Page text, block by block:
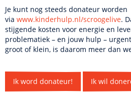
Je kunt nog steeds donateur worden
via www.kinderhulp.nl/scroogelive.
stijgende kosten voor energie en
problematiek – en jouw hulp –
groot of klein, is daarom meer dan
Ik word donateur! Ik wil